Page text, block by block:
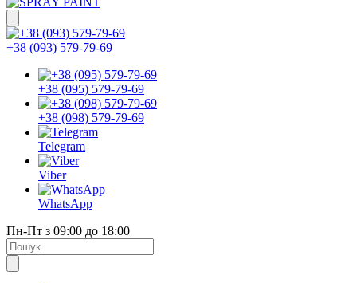
+38 (093) 579-79-69
+38 (095) 579-79-69
+38 (098) 579-79-69
Telegram
Viber
WhatsApp
Пн-Пт з 09:00 до 18:00